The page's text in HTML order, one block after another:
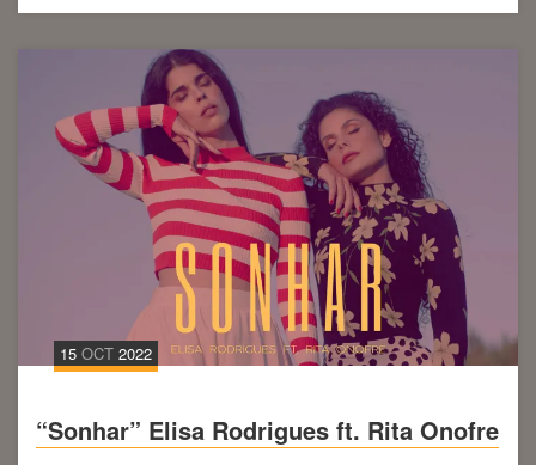
15 OCT 2022
“Sonhar” Elisa Rodrigues ft. Rita Onofre